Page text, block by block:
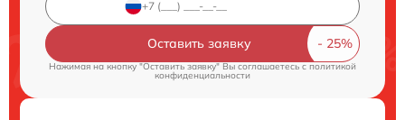
Оставить заявку
Нажимая на кнопку "Оставить заявку" Вы соглашаетесь cполитикой
конфиденциальности